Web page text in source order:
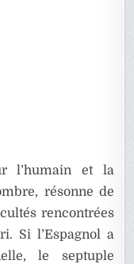
l’humain et la
résonne de
rencontrées
Si l’Espagnol a
le septuple